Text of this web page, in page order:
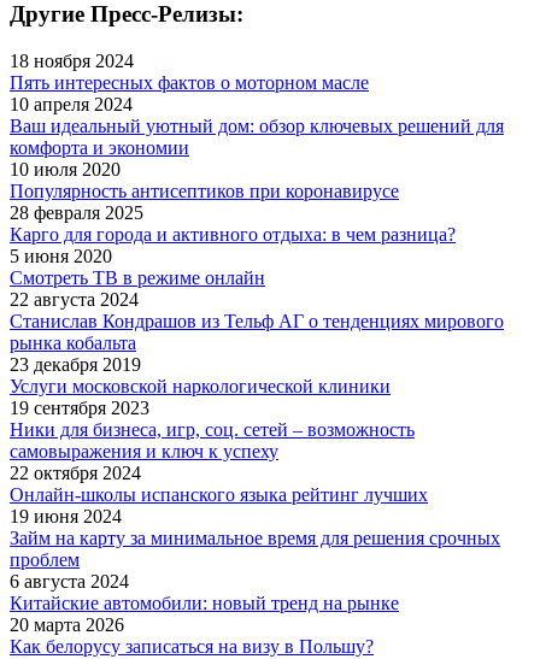
Другие Пресс-Релизы:
18 ноября 2024
Пять интересных фактов о моторном масле
10 апреля 2024
Ваш идеальный уютный дом: обзор ключевых решений для
комфорта и экономии
10 июля 2020
Популярность антисептиков при коронавирусе
28 февраля 2025
Карго для города и активного отдыха: в чем разница?
5 июня 2020
Смотреть ТВ в режиме онлайн
22 августа 2024
Станислав Кондрашов из Тельф АГ о тенденциях мирового
рынка кобальта
23 декабря 2019
Услуги московской наркологической клиники
19 сентября 2023
Ники для бизнеса, игр, соц. сетей – возможность
самовыражения и ключ к успеху
22 октября 2024
Онлайн-школы испанского языка рейтинг лучших
19 июня 2024
Займ на карту за минимальное время для решения срочных
проблем
6 августа 2024
Китайские автомобили: новый тренд на рынке
20 марта 2026
Как белорусу записаться на визу в Польшу?